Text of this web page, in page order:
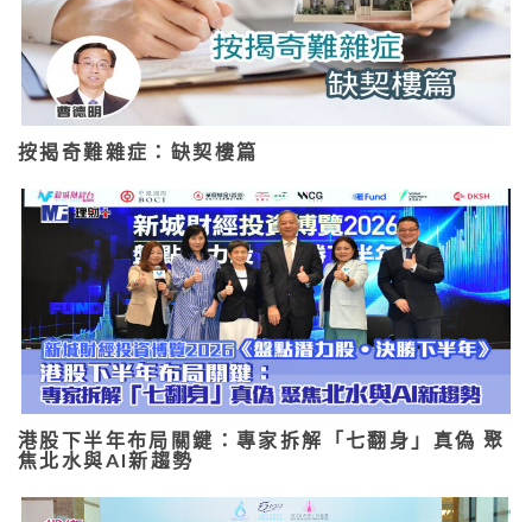
按揭奇難雜症：缺契樓篇
港股下半年布局關鍵：專家拆解「七翻身」真偽 聚
焦北水與AI新趨勢